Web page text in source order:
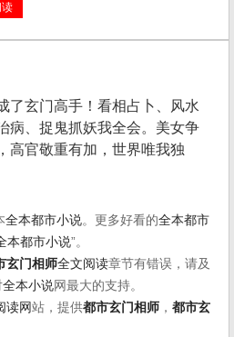
读
了玄门高手！看相占卜、风水
病、捉鬼抓妖我全会。美女争
高官敬重有加，世界唯我独
全本都市小说。更多好看的全本都市
本都市小说”。
玄门相师全文阅读章节有错误，请及
全本小说网最大的支持。
读网站，提供都市玄门相师 ， 都市玄